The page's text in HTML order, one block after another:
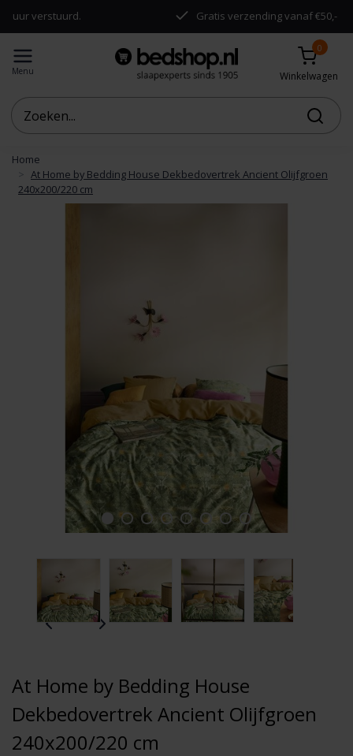
Gratis verzending vanaf €50,-
Menu
0
Winkelwagen
Home
At Home by Bedding House Dekbedovertrek Ancient Olijfgroen
240x200/220 cm
At Home by Bedding House
Dekbedovertrek Ancient Olijfgroen
240x200/220 cm